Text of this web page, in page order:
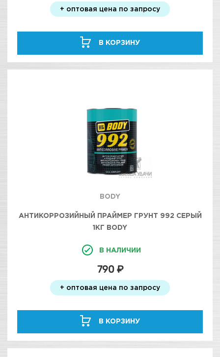
+ оптовая цена по запросу
В КОРЗИНУ
BODY
АНТИКОРРОЗИЙНЫЙ ПРАЙМЕР ГРУНТ 992 СЕРЫЙ
1КГ BODY
В НАЛИЧИИ
790 ₽
+ оптовая цена по запросу
В КОРЗИНУ